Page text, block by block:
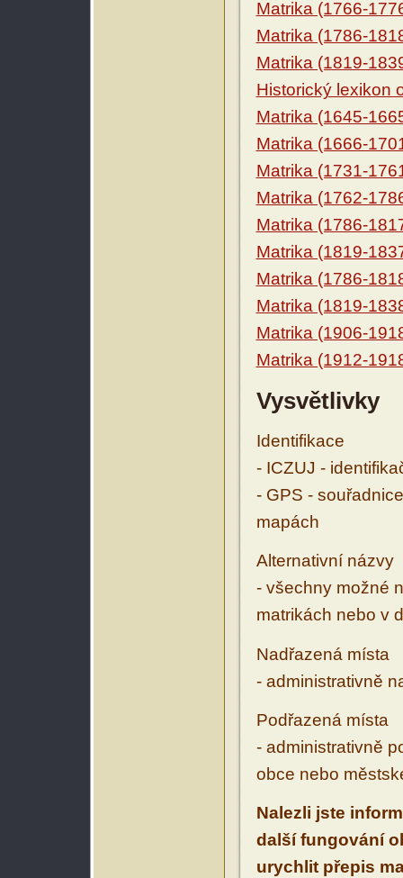
Matrika (1766-
Matrika (1786-
Matrika (1819-
Historický lexikon
Matrika (1645-
Matrika (1666-
Matrika (1731-
Matrika (1762-
Matrika (1786-
Matrika (1819-
Matrika (1786-
Matrika (1819-
Matrika (1906-
Matrika (1912-
Vysvětlivky
Identifikace
- ICZUJ -
- GPS -
mapách
Alternativní názvy
- všechny možné
matrikách nebo v
Nadřazená místa
- administrativně
Podřazená místa
- administrativně
obce nebo
Nalezli jste
další fungování
urychlit přepis